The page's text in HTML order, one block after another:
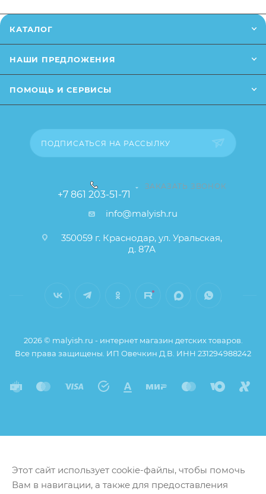
от описания и изображения, размещенного на
изменения в дизайне или упаковке и т.д., не
товара), при этом основные потребительские
КАТАЛОГ
НАШИ ПРЕДЛОЖЕНИЯ
ПОМОЩЬ И СЕРВИСЫ
ПОДПИСАТЬСЯ НА РАССЫЛКУ
+7 861 203-51-71
ЗАКАЗАТЬ ЗВОНОК
info@malyish.ru
350059 г. Краснодар, ул. Уральская,
д. 87А
2026 © malyish.ru - интернет магазин детских товаров.
Все права защищены. ИП Овечкин Д.В. ИНН 231294988242
Этот сайт использует cookie-файлы, чтобы помочь
Вам в навигации, а также для предоставления